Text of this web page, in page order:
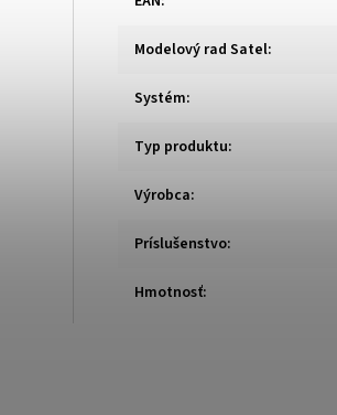
Modelový rad Satel:
Systém:
Typ produktu:
Výrobca:
Príslušenstvo:
Hmotnosť: